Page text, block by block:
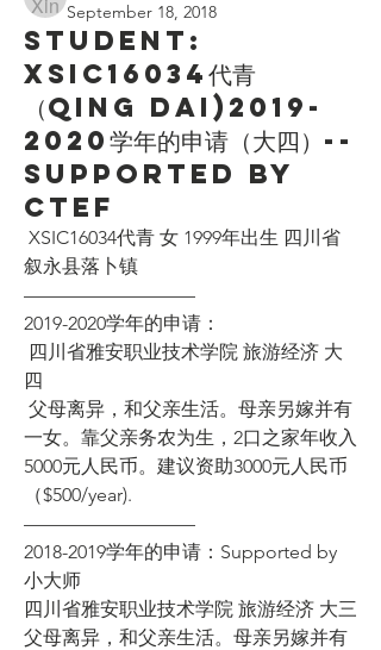
September 18, 2018
Student:
XSIC16034代青
（Qing Dai)2019-
2020学年的申请（大四）--
Supported by
CTEF
叙永县落卜镇
—————————
2019-2020学年的申请：
四
一女。靠父亲务农为生，2口之家年收入
5000元人民币。建议资助3000元人民币
（$500/year).
—————————
2018-2019学年的申请：Supported by
小大师
四川省雅安职业技术学院 旅游经济 大三
父母离异，和父亲生活。母亲另嫁并有